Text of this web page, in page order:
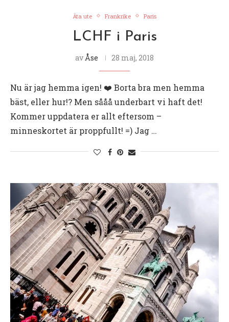
Äta ute Frankrike Paris
LCHF i Paris
av Åse 28 maj, 2018
Nu är jag hemma igen! ❤️ Borta bra men hemma
bäst, eller hur!? Men sååå underbart vi haft det!
Kommer uppdatera er allt eftersom –
minneskortet är proppfullt! =) Jag …